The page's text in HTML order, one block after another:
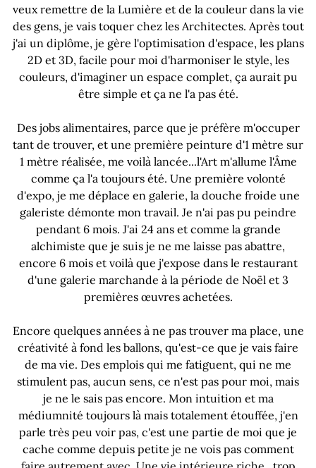
veux remettre de la Lumière et de la couleur dans la vie
des gens, je vais toquer chez les Architectes. Après tout
j'ai un diplôme, je gère l'optimisation d'espace, les plans
2D et 3D, facile pour moi d'harmoniser le style, les
couleurs, d'imaginer un espace complet, ça aurait pu
être simple et ça ne l'a pas été.
Des jobs alimentaires, parce que je préfère m'occuper
tant de trouver, et une première peinture d'1 mètre sur
1 mètre réalisée, me voilà lancée...l'Art m'allume l'Âme
comme ça l'a toujours été. Une première volonté
d'expo, je me déplace en galerie, la douche froide une
galeriste démonte mon travail. Je n'ai pas pu peindre
pendant 6 mois. J'ai 24 ans et comme la grande
alchimiste que je suis je ne me laisse pas abattre,
encore 6 mois et voilà que j'expose dans le restaurant
d'une galerie marchande à la période de Noël et 3
premières œuvres achetées.
Encore quelques années à ne pas trouver ma place, une
créativité à fond les ballons, qu'est-ce que je vais faire
de ma vie. Des emplois qui me fatiguent, qui ne me
stimulent pas, aucun sens, ce n'est pas pour moi, mais
je ne le sais pas encore. Mon intuition et ma
médiumnité toujours là mais totalement étouffée, j'en
parle très peu voir pas, c'est une partie de moi que je
cache comme depuis petite je ne vois pas comment